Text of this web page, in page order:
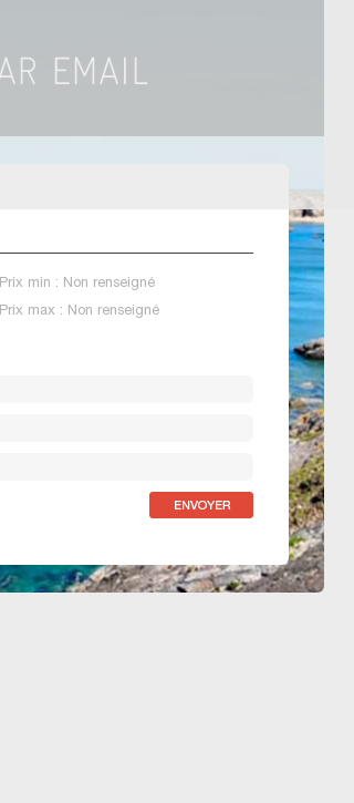
Prix min : Non renseigné
Prix max : Non renseigné